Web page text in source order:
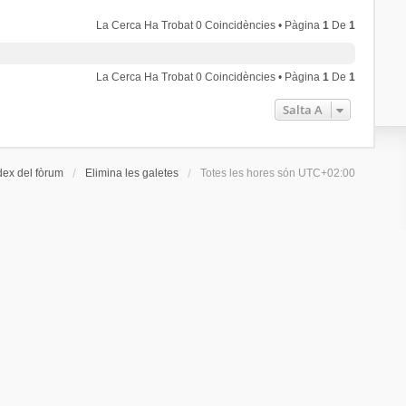
La Cerca Ha Trobat 0 Coincidències • Pàgina1 De1
La Cerca Ha Trobat 0 Coincidències • Pàgina1 De1
Salta A
del fòrum Elimina les galetes Totes les hores són UTC+02:00